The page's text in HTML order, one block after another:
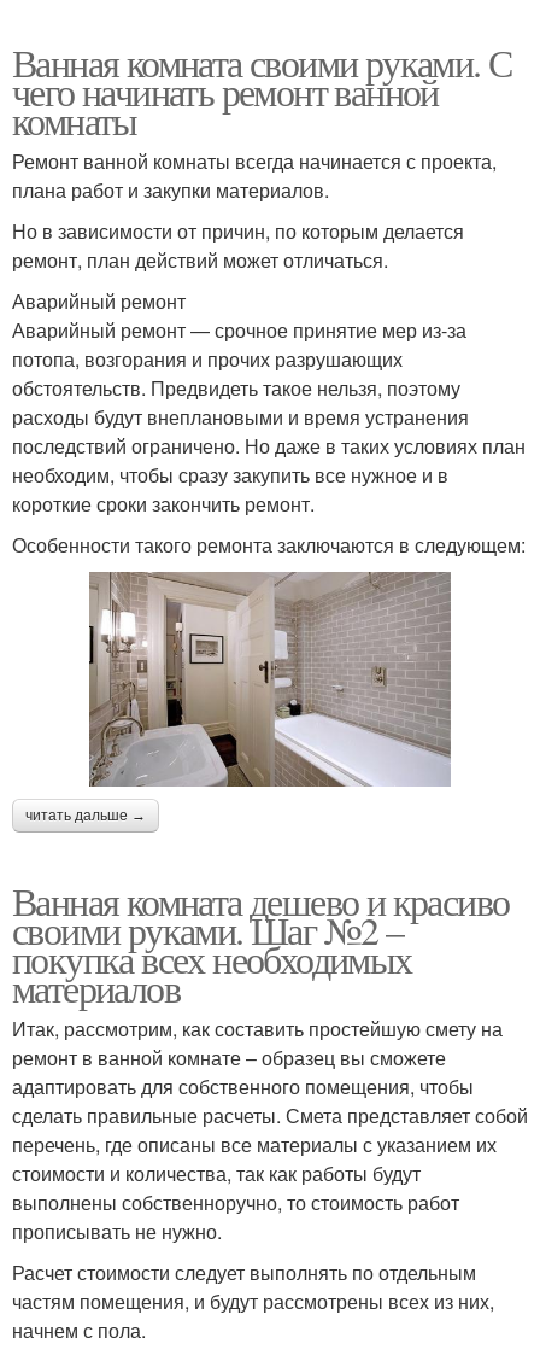
Ванная комната своими руками. С
чего начинать ремонт ванной
комнаты
Ремонт ванной комнаты всегда начинается с проекта,
плана работ и закупки материалов.
Но в зависимости от причин, по которым делается
ремонт, план действий может отличаться.
Аварийный ремонт
Аварийный ремонт — срочное принятие мер из-за
потопа, возгорания и прочих разрушающих
обстоятельств. Предвидеть такое нельзя, поэтому
расходы будут внеплановыми и время устранения
последствий ограничено. Но даже в таких условиях план
необходим, чтобы сразу закупить все нужное и в
короткие сроки закончить ремонт.
Особенности такого ремонта заключаются в следующем:
читать дальше →
Ванная комната дешево и красиво
своими руками. Шаг №2 –
покупка всех необходимых
материалов
Итак, рассмотрим, как составить простейшую смету на
ремонт в ванной комнате – образец вы сможете
адаптировать для собственного помещения, чтобы
сделать правильные расчеты. Смета представляет собой
перечень, где описаны все материалы с указанием их
стоимости и количества, так как работы будут
выполнены собственноручно, то стоимость работ
прописывать не нужно.
Расчет стоимости следует выполнять по отдельным
частям помещения, и будут рассмотрены всех из них,
начнем с пола.